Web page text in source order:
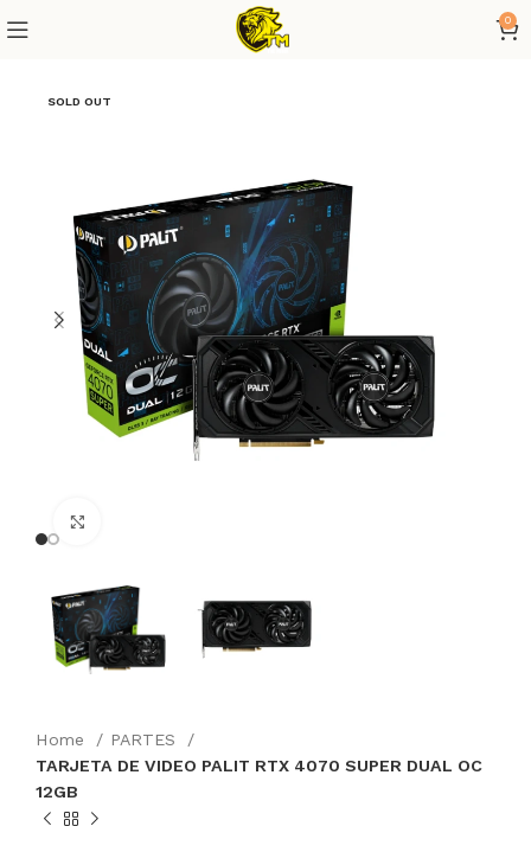
0
SOLD OUT
Home
PARTES
TARJETA DE VIDEO PALIT RTX 4070 SUPER DUAL OC
12GB